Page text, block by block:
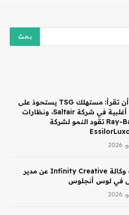
يجب أن تقرأ: مستهلك TSG يستحوذ على
حصة أغلبية في شركة Saltair، ونظارات
Ray-Ban AI تقود النمو لشركة
تبحث وكالة Infinity Creative عن مدير
في لوس أنجلوس